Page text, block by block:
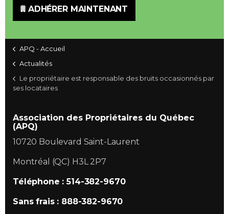
ADHÉRER MAINTENANT
APQ - Accueil
Actualités
Le propriétaire est responsable des bruits occasionnés par
ses locataires
Association des Propriétaires du Québec
(APQ)
10720 Boulevard Saint-Laurent
Montréal (QC) H3L 2P7
Téléphone : 514-382-9670
Sans frais : 888-382-9670